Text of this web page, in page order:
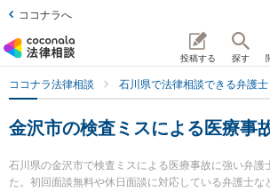
ココナラへ
投稿する 探す
ココナラ法律相談 石川県で法律相談できる弁護士
金沢市の検査ミスによる医療事
石川県の金沢市で検査ミスによる医療事故に強い弁護
た。初回面談無料や休日面談に対応している弁護士な